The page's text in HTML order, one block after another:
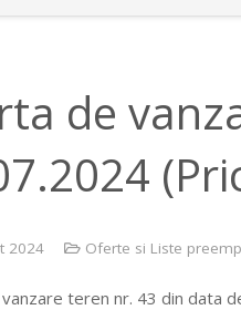
de
2024 Oferte si Liste
teren nr. 43 din data